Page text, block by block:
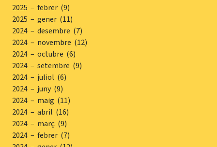
2025 – febrer (9)
2025 – gener (11)
2024 – desembre (7)
2024 – novembre (12)
2024 – octubre (6)
2024 – setembre (9)
2024 – juliol (6)
2024 – juny (9)
2024 – maig (11)
2024 – abril (16)
2024 – març (9)
2024 – febrer (7)